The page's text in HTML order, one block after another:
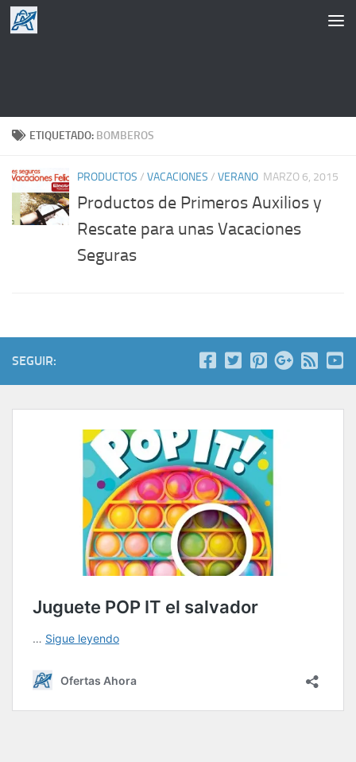
Saltar al contenido
ETIQUETADO: BOMBEROS
PRODUCTOS / VACACIONES / VERANO MARZO 6, 2015
Productos de Primeros Auxilios y
Rescate para unas Vacaciones
Seguras
SEGUIR: